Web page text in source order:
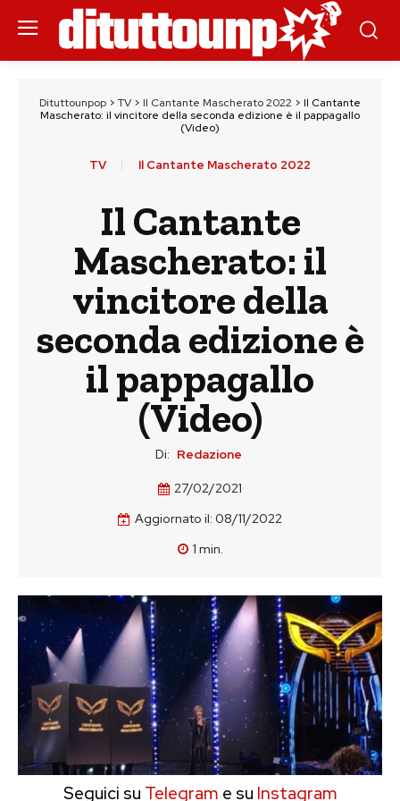
Dituttounpop > TV > Il Cantante Mascherato 2022 > Il Cantante
Mascherato: il vincitore della seconda edizione è il pappagallo
(Video)
TV Il Cantante Mascherato 2022
Il Cantante
Mascherato: il
vincitore della
seconda edizione è
il pappagallo
(Video)
Di: Redazione
27/02/2021
Aggiornato il: 08/11/2022
1 min.
Seguici su Telegram e su Instagram